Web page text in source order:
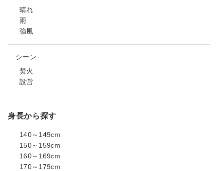
晴れ
雨
強風
シーン
焚火
設営
身長から探す
140～149cm
150～159cm
160～169cm
170～179cm